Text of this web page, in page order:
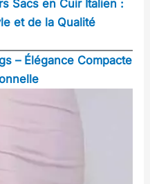
Sacs en Cuir Italien :
et de la Qualité
– Élégance Compacte